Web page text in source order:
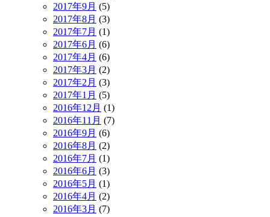
2017年9月 (5)
2017年8月 (3)
2017年7月 (1)
2017年6月 (6)
2017年4月 (6)
2017年3月 (2)
2017年2月 (3)
2017年1月 (5)
2016年12月 (1)
2016年11月 (7)
2016年9月 (6)
2016年8月 (2)
2016年7月 (1)
2016年6月 (3)
2016年5月 (1)
2016年4月 (2)
2016年3月 (7)